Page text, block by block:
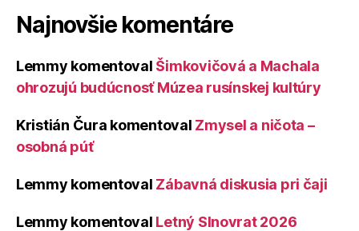
Najnovšie komentáre
Lemmy komentoval Šimkovičová a Machala
ohrozujú budúcnosť Múzea rusínskej kultúry
Kristián Čura komentoval Zmysel a ničota –
osobná púť
Lemmy komentoval Zábavná diskusia pri čaji
Lemmy komentoval Letný Slnovrat 2026